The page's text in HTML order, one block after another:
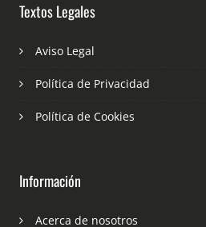
Textos Legales
Aviso Legal
Política de Privacidad
Política de Cookies
Información
Acerca de nosotros